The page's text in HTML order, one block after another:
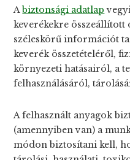
Abiztonsági adatlap
keverékekre
széleskörű információt
keverék összetételéről,
környezeti hatásairól, a
felhasználásáról,
A felhasznált anyagok
(amennyiben van) a
módon biztosítani kell,